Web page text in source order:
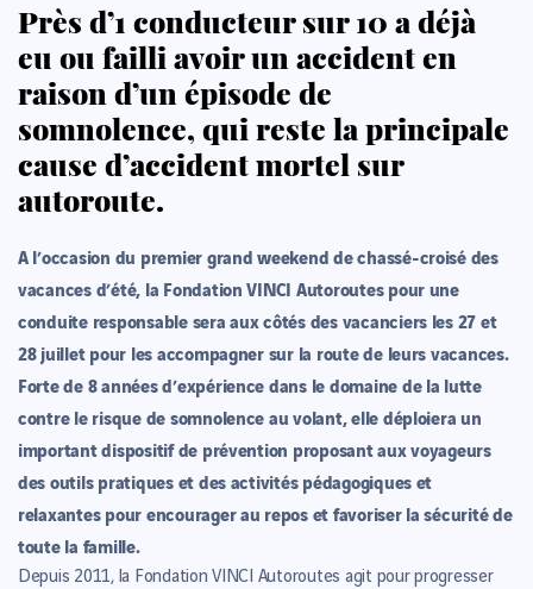
Près d’1 conducteur sur 10 a déjà
eu ou failli avoir un accident en
raison d’un épisode de
somnolence, qui reste la principale
cause d’accident mortel sur
autoroute.
A l’occasion du premier grand weekend de chassé-croisé des
vacances d’été, la Fondation VINCI Autoroutes pour une
conduite responsable sera aux côtés des vacanciers les 27 et
28 juillet pour les accompagner sur la route de leurs vacances.
Forte de 8 années d’expérience dans le domaine de la lutte
contre le risque de somnolence au volant, elle déploiera un
important dispositif de prévention proposant aux voyageurs
des outils pratiques et des activités pédagogiques et
relaxantes pour encourager au repos et favoriser la sécurité de
toute la famille.
Depuis 2011, la Fondation VINCI Autoroutes agit pour progresser